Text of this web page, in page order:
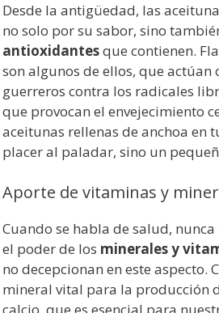
Desde la antigüedad, las
no solo por su sabor, sino
antioxidantesque contienen.
son algunos de ellos, que actúan
guerreros contra los radicales
que provocan el envejecimiento
aceitunas rellenas de anchoa en
placer al paladar, sino un
Aporte de vitaminas y
Cuando se habla de salud,
el poder de los minerales y
no decepcionan en este aspecto.
mineral vital para la producción
calcio, que es esencial para